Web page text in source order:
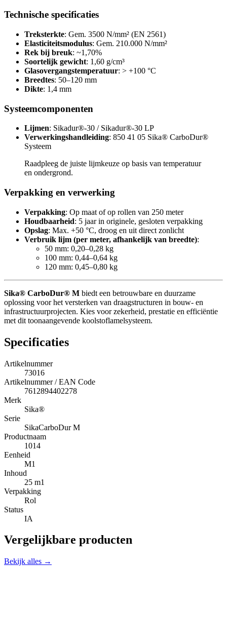
Technische specificaties
Treksterkte: Gem. 3500 N/mm² (EN 2561)
Elasticiteitsmodulus: Gem. 210.000 N/mm²
Rek bij breuk: ~1,70%
Soortelijk gewicht: 1,60 g/cm³
Glasovergangstemperatuur: > +100 °C
Breedtes: 50–120 mm
Dikte: 1,4 mm
Systeemcomponenten
Lijmen: Sikadur®-30 / Sikadur®-30 LP
Verwerkingshandleiding: 850 41 05 Sika® CarboDur®
Systeem
Raadpleeg de juiste lijmkeuze op basis van temperatuur
en ondergrond.
Verpakking en verwerking
Verpakking: Op maat of op rollen van 250 meter
Houdbaarheid: 5 jaar in originele, gesloten verpakking
Opslag: Max. +50 °C, droog en uit direct zonlicht
Verbruik lijm (per meter, afhankelijk van breedte):
50 mm: 0,20–0,28 kg
100 mm: 0,44–0,64 kg
120 mm: 0,45–0,80 kg
Sika® CarboDur® M biedt een betrouwbare en duurzame
oplossing voor het versterken van draagstructuren in bouw- en
infrastructuurprojecten. Kies voor zekerheid, prestatie en efficiëntie
met dit toonaangevende koolstoflamelsysteem.
Specificaties
Artikelnummer
73016
Artikelnummer / EAN Code
7612894402278
Merk
Sika®
Serie
SikaCarboDur M
Productnaam
1014
Eenheid
M1
Inhoud
25 m1
Verpakking
Rol
Status
IA
Vergelijkbare producten
Bekijk alles →